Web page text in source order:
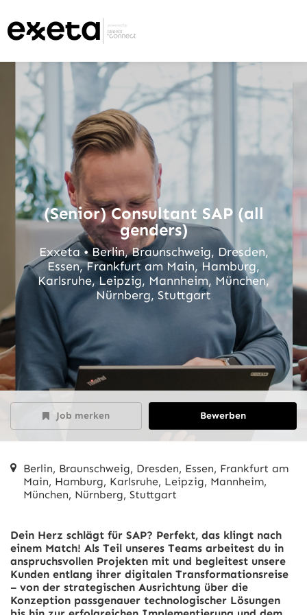
(Senior) Consultant SAP (all
genders)
Exxeta • Berlin, Braunschweig, Dresden,
Essen, Frankfurt am Main, Hamburg,
Karlsruhe, Leipzig, Mannheim, München,
Nürnberg, Stuttgart
Job merken Bewerben
Berlin, Braunschweig, Dresden, Essen, Frankfurt am
Main, Hamburg, Karlsruhe, Leipzig, Mannheim,
München, Nürnberg, Stuttgart
Dein Herz schlägt für SAP? Perfekt, das klingt nach
einem Match! Als Teil unseres Teams arbeitest du in
anspruchsvollen Projekten mit und begleitest unsere
Kunden entlang ihrer digitalen Transformationsreise
– von der strategischen Ausrichtung über die
Konzeption passgenauer technologischer Lösungen